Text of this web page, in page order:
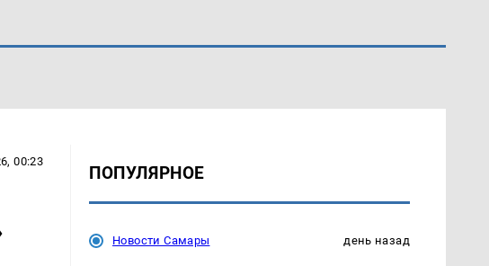
00:23
ПОПУЛЯРНОЕ
Новости Самары день назад